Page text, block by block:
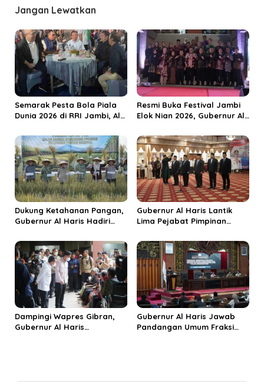
a
s
i
p
o
s
Jangan Lewatkan
Semarak Pesta Bola Piala
Dunia 2026 di RRI Jambi, Al
Ekonomi Rakyat
Resmi Buka Festival Jambi
Elok Nian 2026, Gubernur Al
Jadi Destinasi Wisata
Budaya Unggulan
Dukung Ketahanan Pangan,
Gubernur Al Haris Hadiri
Kabupaten Tanjungjabung
Timur
Gubernur Al Haris Lantik
Lima Pejabat Pimpinan
Penguatan Kinerja dan
Integritas
Dampingi Wapres Gibran,
Gubernur Al Haris
Gubernur Al Haris Jawab
Pandangan Umum Fraksi